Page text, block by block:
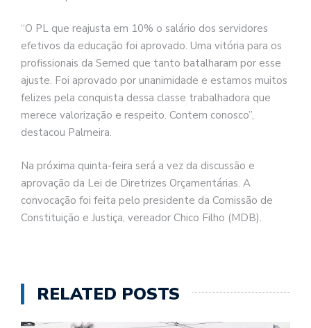
“O PL que reajusta em 10% o salário dos servidores
efetivos da educação foi aprovado. Uma vitória para os
profissionais da Semed que tanto batalharam por esse
ajuste. Foi aprovado por unanimidade e estamos muitos
felizes pela conquista dessa classe trabalhadora que
merece valorização e respeito. Contem conosco”,
destacou Palmeira.
Na próxima quinta-feira será a vez da discussão e
aprovação da Lei de Diretrizes Orçamentárias. A
convocação foi feita pelo presidente da Comissão de
Constituição e Justiça, vereador Chico Filho (MDB).
RELATED POSTS